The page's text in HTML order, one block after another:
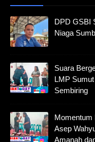
DPD GSBI
Niaga
Suara
LMP
Sembiring
Momentum
Asep
Amanah